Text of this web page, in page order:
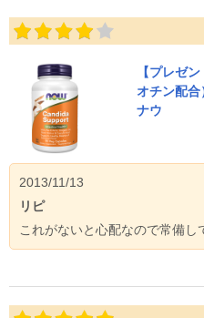
【プレゼ
オチン配
ナウ
2013/11/13
リピ
これがないと心配なので常備し